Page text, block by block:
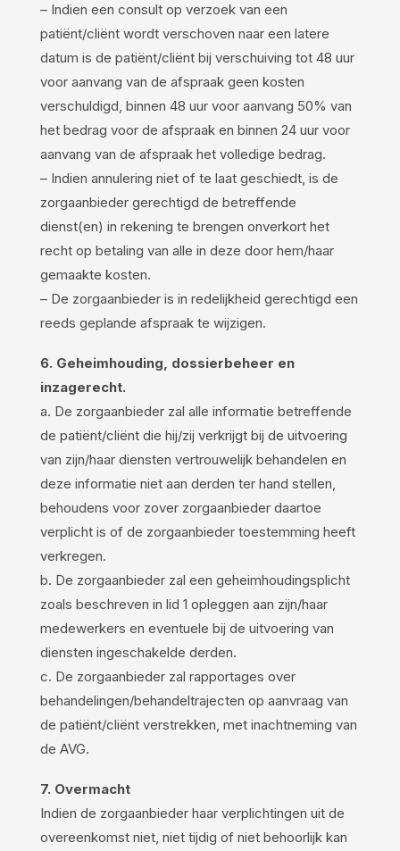
– Indien een consult op verzoek van een
patiënt/cliënt wordt verschoven naar een latere
datum is de patiënt/cliënt bij verschuiving tot 48 uur
voor aanvang van de afspraak geen kosten
verschuldigd, binnen 48 uur voor aanvang 50% van
het bedrag voor de afspraak en binnen 24 uur voor
aanvang van de afspraak het volledige bedrag.
– Indien annulering niet of te laat geschiedt, is de
zorgaanbieder gerechtigd de betreffende
dienst(en) in rekening te brengen onverkort het
recht op betaling van alle in deze door hem/haar
gemaakte kosten.
– De zorgaanbieder is in redelijkheid gerechtigd een
reeds geplande afspraak te wijzigen.
6. Geheimhouding, dossierbeheer en
inzagerecht.
a. De zorgaanbieder zal alle informatie betreffende
de patiënt/cliënt die hij/zij verkrijgt bij de uitvoering
van zijn/haar diensten vertrouwelijk behandelen en
deze informatie niet aan derden ter hand stellen,
behoudens voor zover zorgaanbieder daartoe
verplicht is of de zorgaanbieder toestemming heeft
verkregen.
b. De zorgaanbieder zal een geheimhoudingsplicht
zoals beschreven in lid 1 opleggen aan zijn/haar
medewerkers en eventuele bij de uitvoering van
diensten ingeschakelde derden.
c. De zorgaanbieder zal rapportages over
behandelingen/behandeltrajecten op aanvraag van
de patiënt/cliënt verstrekken, met inachtneming van
de AVG.
7. Overmacht
Indien de zorgaanbieder haar verplichtingen uit de
overeenkomst niet, niet tijdig of niet behoorlijk kan